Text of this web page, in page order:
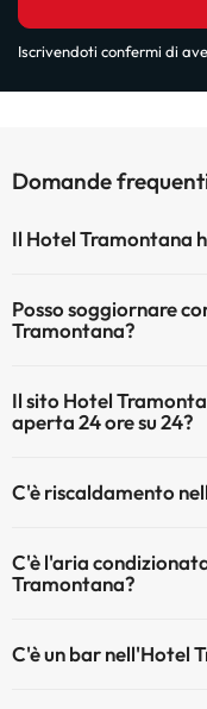
Iscrivendoti confermi di
Domande
Il Hotel Tramontana
Posso soggiornare
Tramontana?
richiesta e pagamento
Il sito Hotel
aperta 24 ore su 24?
C'è riscaldamento
C'è l'aria
Tramontana?
comuni.
C'è un bar nell'Hotel